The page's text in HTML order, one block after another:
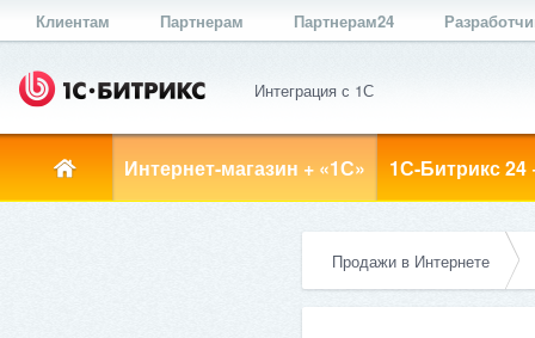
Клиентам Партнерам Партнерам24
Интеграция с 1С
Интернет-магазин + «1С» 1С-Битрикс 24
Продажи в Интернете